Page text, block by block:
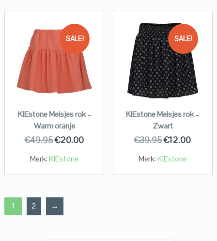
SALE!
KIEstone Meisjes rok –
Warm oranje
€49.95€20.00
Merk:KIEstone
SALE!
KIEstone Meisjes rok –
Zwart
€39.95€12.00
Merk:KIEstone
1 2 →